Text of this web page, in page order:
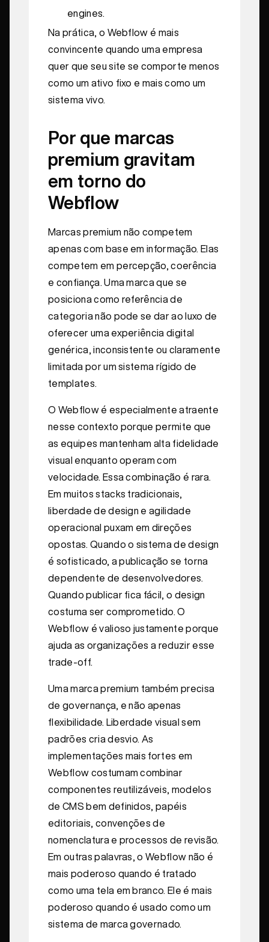
engines.
Na prática, o Webflow é mais
convincente quando uma empresa
quer que seu site se comporte menos
como um ativo fixo e mais como um
sistema vivo.
Por que marcas
premium gravitam
em torno do
Webflow
Marcas premium não competem
apenas com base em informação. Elas
competem em percepção, coerência
e confiança. Uma marca que se
posiciona como referência de
categoria não pode se dar ao luxo de
oferecer uma experiência digital
genérica, inconsistente ou claramente
limitada por um sistema rígido de
templates.
O Webflow é especialmente atraente
nesse contexto porque permite que
as equipes mantenham alta fidelidade
visual enquanto operam com
velocidade. Essa combinação é rara.
Em muitos stacks tradicionais,
liberdade de design e agilidade
operacional puxam em direções
opostas. Quando o sistema de design
é sofisticado, a publicação se torna
dependente de desenvolvedores.
Quando publicar fica fácil, o design
costuma ser comprometido. O
Webflow é valioso justamente porque
ajuda as organizações a reduzir esse
trade-off.
Uma marca premium também precisa
de governança, e não apenas
flexibilidade. Liberdade visual sem
padrões cria desvio. As
implementações mais fortes em
Webflow costumam combinar
componentes reutilizáveis, modelos
de CMS bem definidos, papéis
editoriais, convenções de
nomenclatura e processos de revisão.
Em outras palavras, o Webflow não é
mais poderoso quando é tratado
como uma tela em branco. Ele é mais
poderoso quando é usado como um
sistema de marca governado.